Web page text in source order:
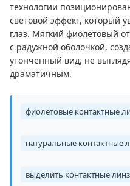
технологии
световой эффект, который
глаз. Мягкий фиолетовый
с радужной оболочкой,
утонченный вид, не
драматичным.
фиолетовые контактные
натуральные контактные
выделить контактные